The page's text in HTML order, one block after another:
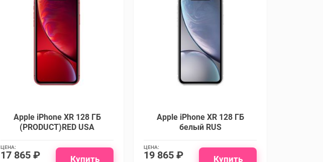
Apple iPhone XR 128 ГБ
(PRODUCT)RED USA
ЦЕНА:
17 865 ₽ Купить
Apple iPhone XR 128 ГБ
белый RUS
ЦЕНА:
19 865 ₽ Купить